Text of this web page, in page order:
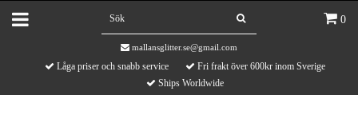
0
mallansglitter.se@gmail.com
Låga priser och snabb service
Fri frakt över 600kr inom Sverige
Ships Worldwide